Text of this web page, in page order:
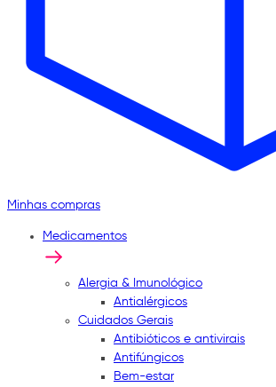
Minhas compras
Medicamentos
Alergia & Imunológico
Antialérgicos
Cuidados Gerais
Antibióticos e antivirais
Antifúngicos
Bem-estar